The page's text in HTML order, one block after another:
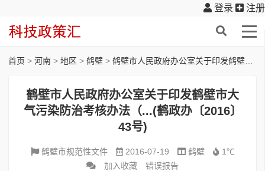
登录 注册
首页 > 河南 > 地区 > 鹤壁 > 鹤壁市人民政府办公室关于印发鹤壁市大气污染防治考核办法（...(鹤政办〔2016〕43号)
鹤壁市人民政府办公室关于印发鹤壁市大
气污染防治考核办法（...(鹤政办〔2016〕
43号)
鹤壁市规范性文件 2016-07-19 鹤壁
1℃
加入收藏
错误报告